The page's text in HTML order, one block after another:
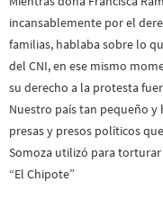
incansablemente por el
familias, hablaba sobre lo
del CNI, en ese mismo
su derecho a la protesta
Nuestro país tan pequeño y
presas y presos políticos
Somoza utilizó para
“El Chipote”